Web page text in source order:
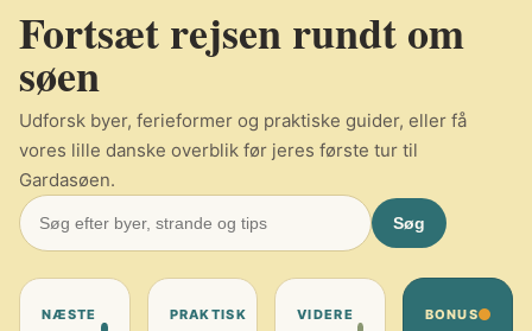
Fortsæt rejsen rundt om
søen
Udforsk byer, ferieformer og praktiske guider, eller få
vores lille danske overblik før jeres første tur til
Gardasøen.
Søg
NÆSTE
PRAKTISK
VIDERE
BONUS